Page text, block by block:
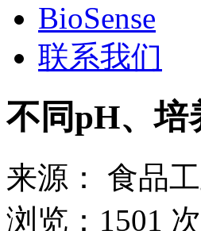
BioSense
联系我们
不同pH、培
来源：
食品
浏览： 1501 次